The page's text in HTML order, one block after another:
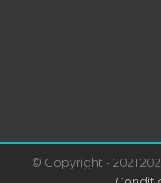
© Copyright - 2021